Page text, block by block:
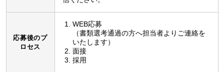
応募後のプ
ロセス
WEB応募
（書類選考通過の方へ担当者よりご連絡を
いたします）
面接
採用